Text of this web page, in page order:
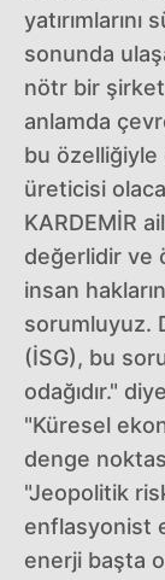
sonunda
nötr bir
anlamda
bu özelliğiyle
üreticisi
KARDEMİR
değerlidir ve
insan
sorumluyuz.
(İSG), bu
odağıdır."
"Küresel
denge
"Jeopolitik
enflasyonist
enerji başta